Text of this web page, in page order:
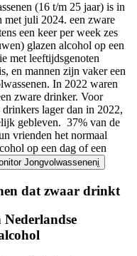
(16 t/m 25 jaar) is in
met juli 2024. een zware
een keer per week zes
glazen alcohol op een
met leeftijdsgenoten
en mannen zijn vaker een
In 2022 waren
zware drinker. Voor
lager dan in 2022,
gebleven. 37% van de
vrienden het normaal
op een dag of een
Jongvolwasseneni
dat zwaar drinkt
Nederlandse